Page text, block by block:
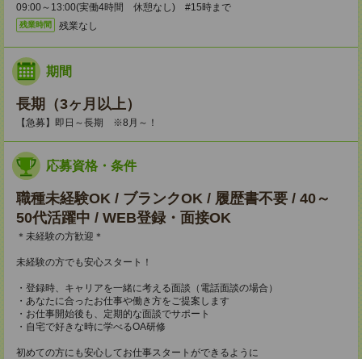
09:00～13:00(実働4時間 休憩なし) #15時まで
残業時間 残業なし
期間
長期（3ヶ月以上）
【急募】即日～長期 ※8月～！
応募資格・条件
職種未経験OK / ブランクOK / 履歴書不要 / 40～
50代活躍中 / WEB登録・面接OK
＊未経験の方歓迎＊
未経験の方でも安心スタート！
・登録時、キャリアを一緒に考える面談（電話面談の場合）
・あなたに合ったお仕事や働き方をご提案します
・お仕事開始後も、定期的な面談でサポート
・自宅で好きな時に学べるOA研修
初めての方にも安心してお仕事スタートができるように